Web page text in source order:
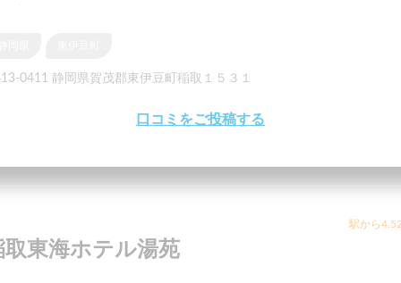
0411 静岡県賀茂郡東伊豆町稲取１５３１
口コミをご投稿する
駅から
取東海ホテル湯苑